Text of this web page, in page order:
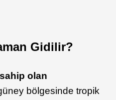
Gidilir?
olan
bölgesinde tropik